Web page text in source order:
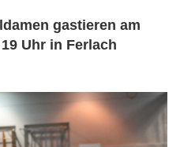
gastieren am
Uhr in Ferlach